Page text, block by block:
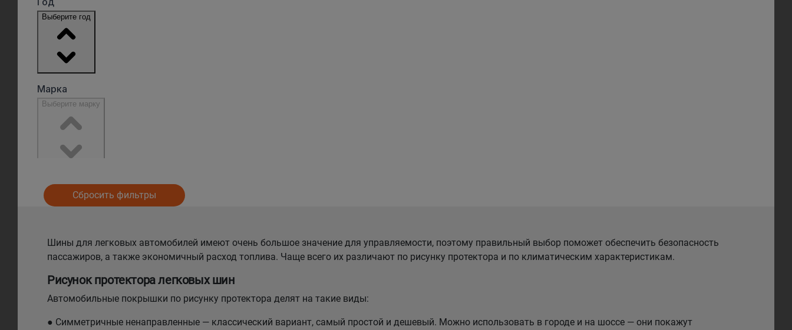
Сбросить фильтры
Шины для легковых автомобилей имеют очень большое значение для управляемости, поэтому правильный выбор поможет обеспечить безопасность
пассажиров, а также экономичный расход топлива. Чаще всего их различают по рисунку протектора и по климатическим характеристикам.
Рисунок протектора легковых шин
Автомобильные покрышки по рисунку протектора делят на такие виды:
● Симметричные ненаправленные — классический вариант, самый простой и дешевый. Можно использовать в городе и на шоссе — они покажут